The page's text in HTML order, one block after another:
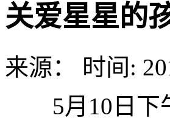
关爱星星的
来源：
时间:
5月10日下午